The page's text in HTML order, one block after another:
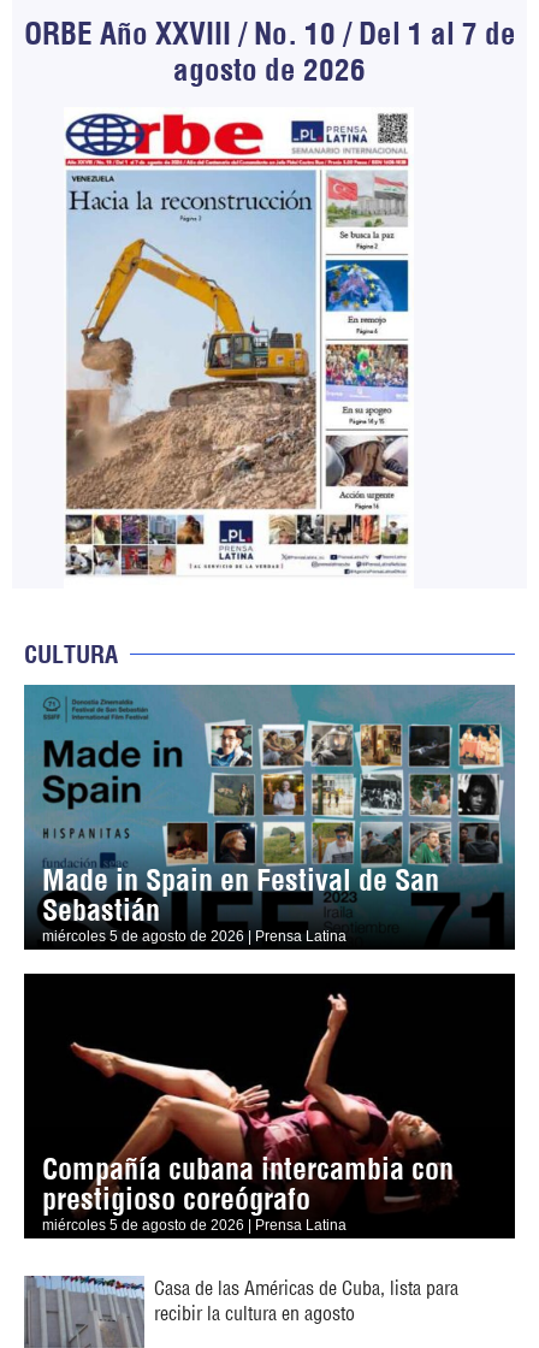
ORBE Año XXVIII / No. 10 / Del 1 al 7 de
agosto de 2026
CULTURA
Made in Spain en Festival de San
Sebastián
miércoles 5 de agosto de 2026 | Prensa Latina
Compañía cubana intercambia con
prestigioso coreógrafo
miércoles 5 de agosto de 2026 | Prensa Latina
Casa de las Américas de Cuba, lista para
recibir la cultura en agosto